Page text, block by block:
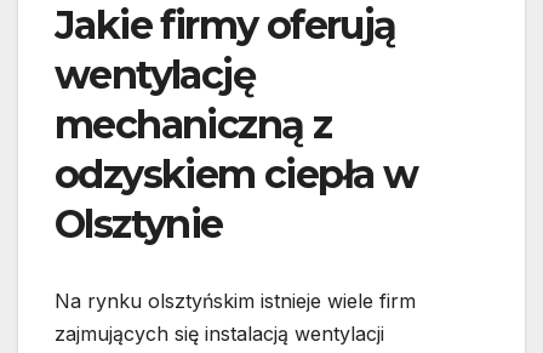
Jakie firmy oferują
wentylację
mechaniczną z
odzyskiem ciepła w
Olsztynie
Na rynku olsztyńskim istnieje wiele firm
zajmujących się instalacją wentylacji